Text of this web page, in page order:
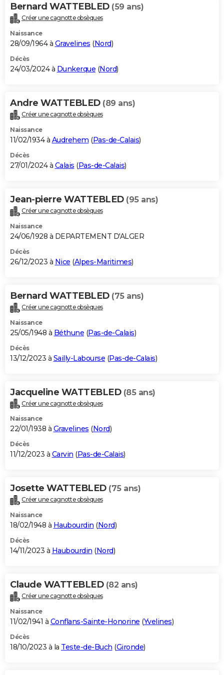
Bernard WATTEBLED (59 ans)
Créer une cagnotte obsèques
Naissance
28/09/1964 à Gravelines (Nord)
Décès
24/03/2024 à Dunkerque (Nord)
Andre WATTEBLED (89 ans)
Créer une cagnotte obsèques
Naissance
11/02/1934 à Audrehem (Pas-de-Calais)
Décès
27/01/2024 à Calais (Pas-de-Calais)
Jean-pierre WATTEBLED (95 ans)
Créer une cagnotte obsèques
Naissance
24/06/1928 à DEPARTEMENT D'ALGER
Décès
26/12/2023 à Nice (Alpes-Maritimes)
Bernard WATTEBLED (75 ans)
Créer une cagnotte obsèques
Naissance
25/05/1948 à Béthune (Pas-de-Calais)
Décès
13/12/2023 à Sailly-Labourse (Pas-de-Calais)
Jacqueline WATTEBLED (85 ans)
Créer une cagnotte obsèques
Naissance
22/01/1938 à Gravelines (Nord)
Décès
11/12/2023 à Carvin (Pas-de-Calais)
Josette WATTEBLED (75 ans)
Créer une cagnotte obsèques
Naissance
18/02/1948 à Haubourdin (Nord)
Décès
14/11/2023 à Haubourdin (Nord)
Claude WATTEBLED (82 ans)
Créer une cagnotte obsèques
Naissance
11/02/1941 à Conflans-Sainte-Honorine (Yvelines)
Décès
18/10/2023 à la Teste-de-Buch (Gironde)